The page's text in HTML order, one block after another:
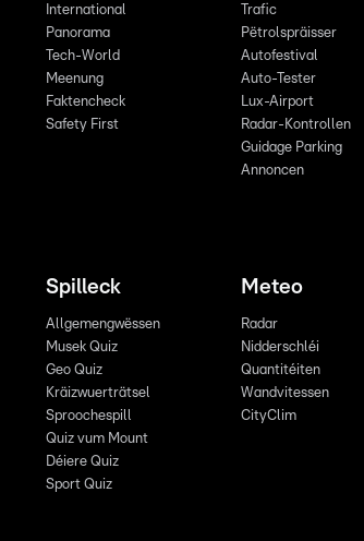
International
Panorama
Tech-World
Meenung
Faktencheck
Safety First
Trafic
Pëtrolspräisser
Autofestival
Auto-Tester
Lux-Airport
Radar-Kontrollen
Guidage Parking
Annoncen
Spilleck
Allgemengwëssen
Musek Quiz
Geo Quiz
Kräizwuerträtsel
Sproochespill
Quiz vum Mount
Déiere Quiz
Sport Quiz
Meteo
Radar
Nidderschléi
Quantitéiten
Wandvitessen
CityClim